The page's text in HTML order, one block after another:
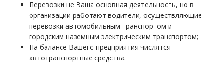
Перевозки не Ваша основная деятельность, но в
организации работают водители, осуществляющие
перевозки автомобильным транспортом и
городским наземным электрическим транспортом;
На балансе Вашего предприятия числятся
автотранспортные средства.